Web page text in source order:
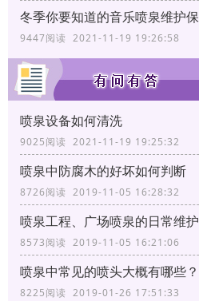
冬季你要知道的音乐喷泉维护
9447阅读 2021-11-19 19:26:58
喷泉设备如何清洗
9025阅读 2021-11-19 19:25:32
喷泉中防腐木的好坏如何判断
8726阅读 2019-11-05 16:28:32
喷泉工程、广场喷泉的日常维
8573阅读 2019-11-05 16:21:06
喷泉中常见的喷头大概有哪些？
8225阅读 2019-01-26 17:51:33